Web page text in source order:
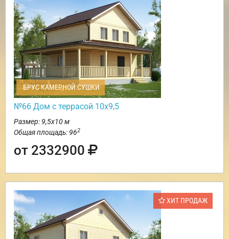
БРУС КАМЕРНОЙ СУШКИ
№66 Дом с террасой 10х9,5
Размер: 9,5х10 м
Общая площадь: 962
от 2332900
ХИТ ПРОДАЖ